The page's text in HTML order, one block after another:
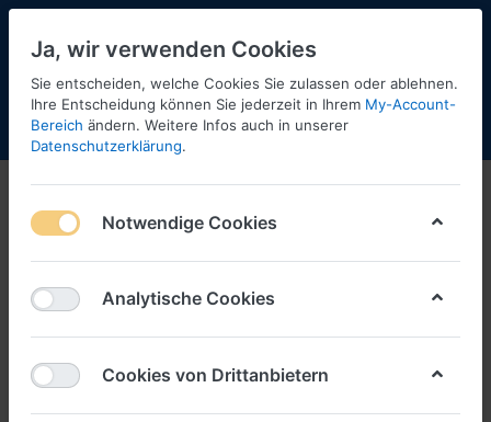
Menü Anmelden Shopaktualisierung
Ja, wir verwenden Cookies
Sie entscheiden, welche Cookies Sie zulassen oder ablehnen.
Ihre Entscheidung können Sie jederzeit in Ihrem My-Account-
Bereich ändern. Weitere Infos auch in unserer
Datenschutzerklärung.
Notwendige Cookies
Analytische Cookies
Cookies von Drittanbietern